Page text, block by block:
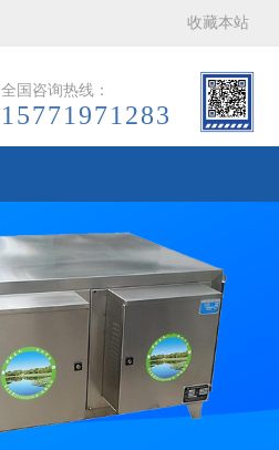
收藏本站
全国咨询热线：
15771971283
next